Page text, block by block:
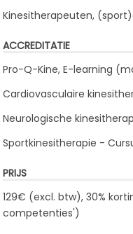
Kinesitherapeuten,
ACCREDITATIE
Pro-Q-Kine, E-learning
Cardiovasculaire
Neurologische
Sportkinesitherapie -
PRIJS
129€ (excl. btw), 30%
competenties')